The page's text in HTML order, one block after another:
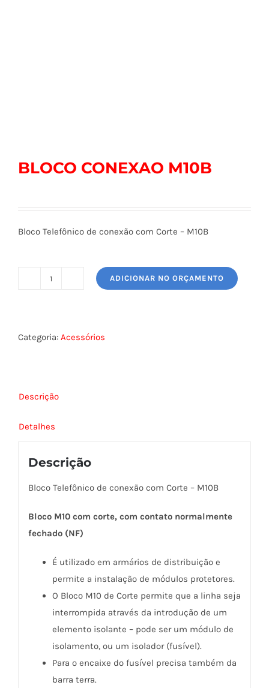
BLOCO CONEXAO M10B
Bloco Telefônico de conexão com Corte – M10B
quantidade
ADICIONAR NO ORÇAMENTO
Categoria: Acessórios
Descrição
Detalhes
Descrição
Bloco Telefônico de conexão com Corte – M10B
Bloco M10 com corte, com contato normalmente
fechado (NF)
É utilizado em armários de distribuição e
permite a instalação de módulos protetores.
O Bloco M10 de Corte permite que a linha seja
interrompida através da introdução de um
elemento isolante – pode ser um módulo de
isolamento, ou um isolador (fusível).
Para o encaixe do fusível precisa também da
barra terra.